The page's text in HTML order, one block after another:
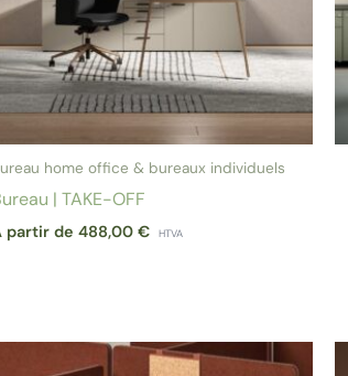
home office & bureaux individuels
| TAKE-OFF
partir de488,00€ HTVA